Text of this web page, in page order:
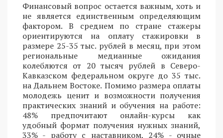
Финансовый вопрос остается важным, хоть и
не является единственным определяющим
фактором. В среднем по стране стажеры
ориентируются на оплату стажировки в
размере 25-35 тыс. рублей в месяц, при этом
региональные медианные ожидания
колеблются от 20 тысяч рублей в Северо-
Кавказском федеральном округе до 35 тыс.
на Дальнем Востоке. Помимо размера оплаты
молодежь ценит и возможности получения
практических знаний и обучения на работе:
48% предпочитают онлайн-курсы как
удобный формат получения нужных знаний,
33% - работу с наставником, 24% - очные